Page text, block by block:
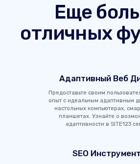
Еще
отличных
Адаптивный Веб
Предоставьте своим
опыт с идеальным адаптивным
настольных компьютерах,
планшетах. Узнайте о
адаптивности в SITE123
SEO